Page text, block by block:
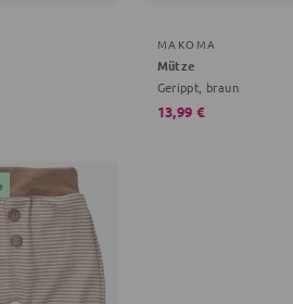
MAKOMA
Mütze
Gerippt, braun
13,99 €